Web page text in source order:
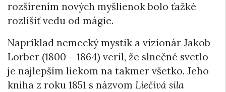
rozšírením nových myšlienok bolo ťažké
rozlíšiť vedu od mágie.
Napríklad nemecký mystik a vizionár Jakob
Lorber (1800 – 1864) veril, že slnečné svetlo
je najlepším liekom na takmer všetko. Jeho
kniha z roku 1851 s názvom Liečivá sila